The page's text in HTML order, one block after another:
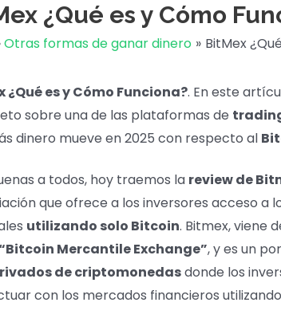
¿Qué es y Cómo
Otras formas de ganar dinero BitMex
¿Qué es y Cómo Funciona?. En este
sobre una de las plataformas de
dinero mueve en 2025 con respecto al
a todos, hoy traemos la review de
que ofrece a los inversores acceso a
utilizando solo Bitcoin. Bitmex, viene
Mercantile Exchange”, y es un
de criptomonedasdonde los
con los mercados financieros